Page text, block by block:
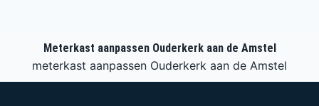
Meterkast aanpassen Ouderkerk aan de Amstel
meterkast aanpassen Ouderkerk aan de Amstel